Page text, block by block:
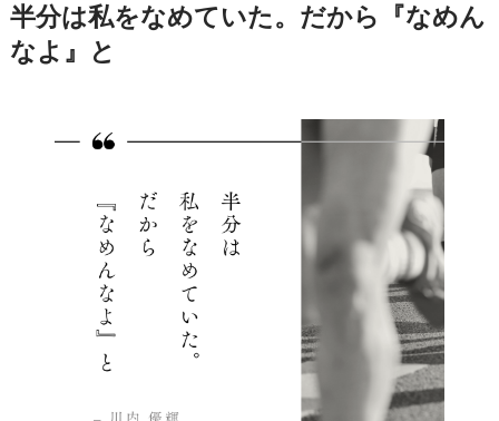
半分は私をなめていた。だから『なめん
なよ』と